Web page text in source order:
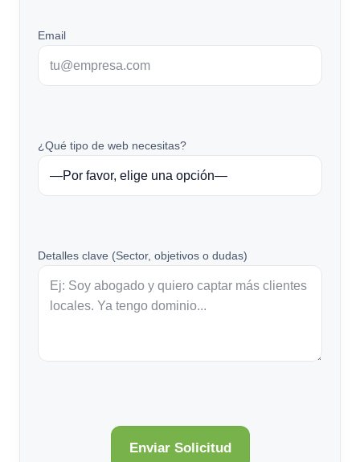
Email
¿Qué tipo de web necesitas?
Detalles clave (Sector, objetivos o dudas)